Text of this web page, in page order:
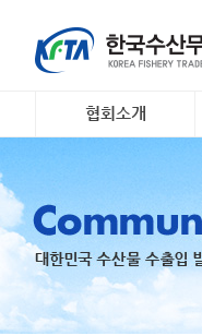
협회소개
조직도
회원명부
유관기관·사업